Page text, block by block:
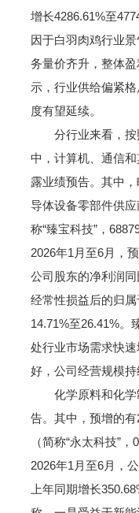
增长4286.61%至
因于白羽肉鸡行业
务量价齐升，整体
示，行业供给偏紧
度有望延续。
分行业来看，按
中，计算机、通信
露业绩预告。其中
导体设备零部件供
称“臻宝科技”，
2026年1月至6月，
公司股东的净利润
经常性损益后的归
14.71%至26.41%。
处行业市场需求快
好，公司经营规模持
化学原料和化学
告。其中，预增的
（简称“永太科技”
2026年1月至6月，
上年同期增长